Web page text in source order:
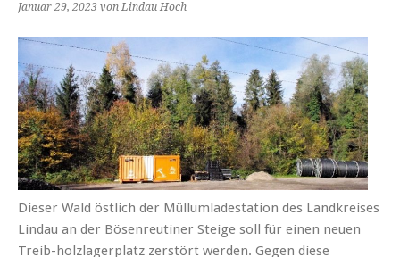
Januar 29, 2023 von Lindau Hoch
Dieser Wald östlich der Müllumladestation des Landkreises
Lindau an der Bösenreutiner Steige soll für einen neuen
Treib-holzlagerplatz zerstört werden. Gegen diese